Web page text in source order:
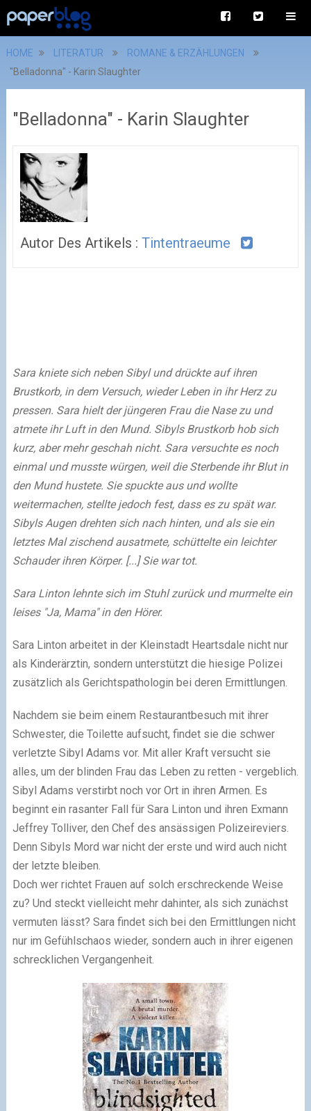
HOME LITERATUR
ROMANE & ERZÄHLUNGEN
"Belladonna" - Karin Slaughter
"Belladonna" - Karin Slaughter
Autor Des Artikels : Tintentraeume
Sara kniete sich neben Sibyl und drückte auf ihren
Brustkorb, in dem Versuch, wieder Leben in ihr Herz zu
pressen. Sara hielt der jüngeren Frau die Nase zu und
atmete ihr Luft in den Mund. Sibyls Brustkorb hob sich
kurz, aber mehr geschah nicht. Sara versuchte es noch
einmal und musste würgen, weil die Sterbende ihr Blut in
den Mund hustete. Sie spuckte aus und wollte
weitermachen, stellte jedoch fest, dass es zu spät war.
Sibyls Augen drehten sich nach hinten, und als sie ein
letztes Mal zischend ausatmete, schüttelte ein leichter
Schauder ihren Körper. [...] Sie war tot.
Sara Linton lehnte sich im Stuhl zurück und murmelte ein
leises "Ja, Mama" in den Hörer.
Sara Linton arbeitet in der Kleinstadt Heartsdale nicht nur
als Kinderärztin, sondern unterstützt die hiesige Polizei
zusätzlich als Gerichtspathologin bei deren Ermittlungen.
Nachdem sie beim einem Restaurantbesuch mit ihrer
Schwester, die Toilette aufsucht, findet sie die schwer
verletzte Sibyl Adams vor. Mit aller Kraft versucht sie
alles, um der blinden Frau das Leben zu retten - vergeblich.
Sibyl Adams verstirbt noch vor Ort in ihren Armen. Es
beginnt ein rasanter Fall für Sara Linton und ihren Exmann
Jeffrey Tolliver, den Chef des ansässigen Polizeireviers.
Denn Sibyls Mord war nicht der erste und wird auch nicht
der letzte bleiben.
Doch wer richtet Frauen auf solch erschreckende Weise
zu? Und steckt vielleicht mehr dahinter, als sich zunächst
vermuten lässt? Sara findet sich bei den Ermittlungen nicht
nur im Gefühlschaos wieder, sondern auch in ihrer eigenen
schrecklichen Vergangenheit.